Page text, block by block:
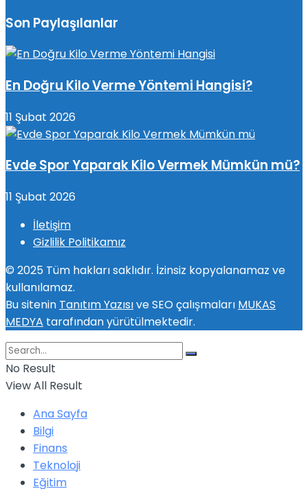
Son Paylaşılanlar
En Doğru Kilo Verme Yöntemi Hangisi?
11 Şubat 2026
Evde Spor Yaparak Kilo Vermek Mümkün mü?
11 Şubat 2026
İletişim
Gizlilik Politikamız
© 2025 Tüm hakları saklıdır. İzinsiz kopyalanamaz ve
kullanılamaz.
Bu sitenin Tanıtım Yazısıve SEO çalışmaları MUKAS
MEDYA tarafından yürütülmektedir.
No Result
View All Result
Ana Sayfa
Bilgi
Finans
Teknoloji
Eğitim